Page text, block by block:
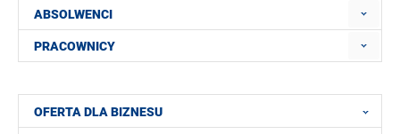
ABSOLWENCI
PRACOWNICY
OFERTA DLA BIZNESU